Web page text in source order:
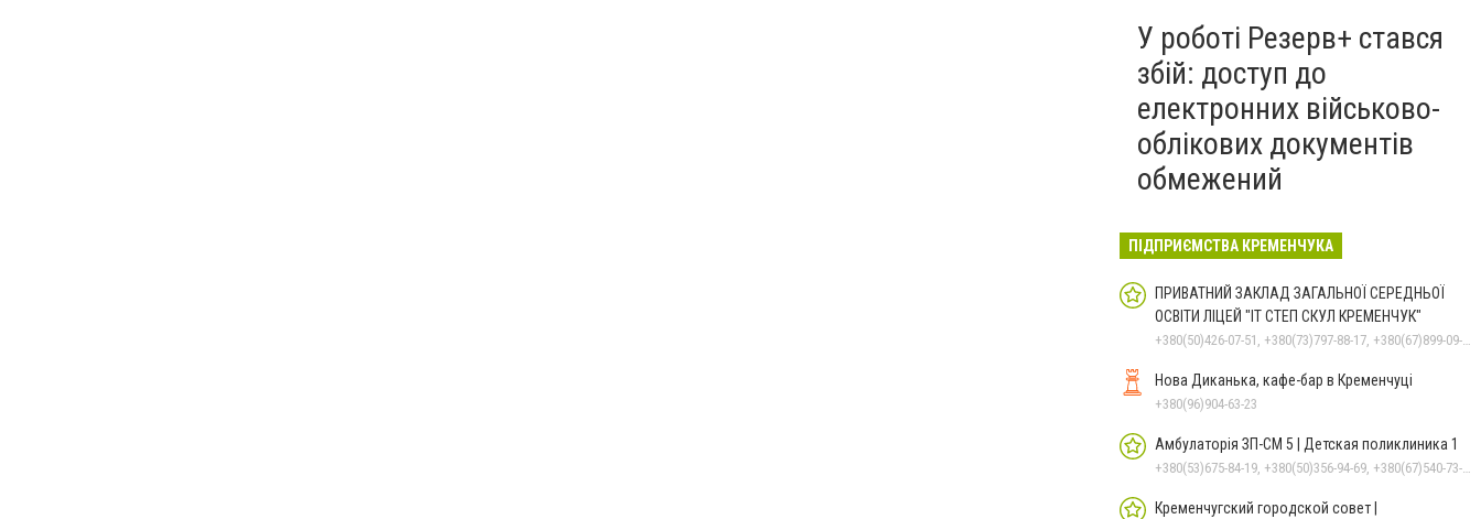
У роботі Резерв+ стався
збій: доступ до
електронних військово-
облікових документів
обмежений
ПІДПРИЄМСТВА КРЕМЕНЧУКА
ПРИВАТНИЙ ЗАКЛАД ЗАГАЛЬНОЇ СЕРЕДНЬОЇ
ОСВІТИ ЛІЦЕЙ "ІТ СТЕП СКУЛ КРЕМЕНЧУК"
+380(50)426-07-51, +380(73)797-88-17, +380(67)899-09-16
Нова Диканька, кафе-бар в Кременчуці
+380(96)904-63-23
Амбулаторія ЗП-СМ 5 | Детская поликлиника 1
+380(53)675-84-19, +380(50)356-94-69, +380(67)540-73-87
Кременчугский городской совет |